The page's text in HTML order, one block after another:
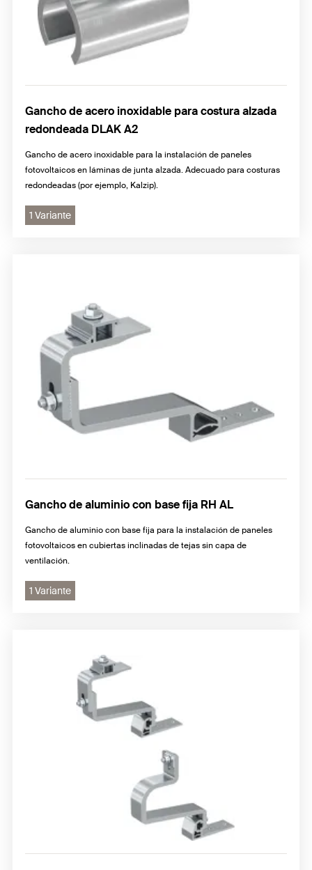
Gancho de acero inoxidable para costura alzada
redondeada DLAK A2
Gancho de acero inoxidable para la instalación de paneles
fotovoltaicos en láminas de junta alzada. Adecuado para costuras
redondeadas (por ejemplo, Kalzip).
1 Variante
Gancho de aluminio con base fija RH AL
Gancho de aluminio con base fija para la instalación de paneles
fotovoltaicos en cubiertas inclinadas de tejas sin capa de
ventilación.
1 Variante